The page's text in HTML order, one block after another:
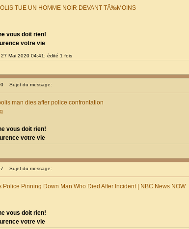
TUE UN HOMME NOIR DEVANT TÃ‰MOINS
vous doit rien!
votre vie
Mai 2020 04:41; édité 1 fois
Sujet du message:
man dies after police confrontation
vous doit rien!
votre vie
Sujet du message:
Pinning Down Man Who Died After Incident | NBC News NOW
vous doit rien!
votre vie